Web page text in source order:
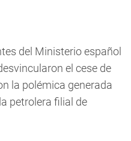
del Ministerio español
el cese de
la polémica generada
petrolera filial de